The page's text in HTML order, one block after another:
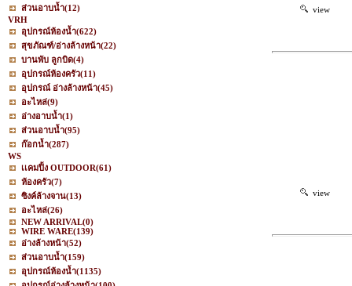
ส่วนอาบน้ำ(12)
VRH
อุปกรณ์ห้องน้ำ(622)
สุขภัณฑ์/อ่างล้างหน้า(22)
บานพับ ลูกบิด(4)
อุปกรณ์ห้องครัว(11)
อุปกรณ์ อ่างล้างหน้า(45)
อะไหล่(9)
อ่างอาบน้ำ(1)
ส่วนอาบน้ำ(95)
ก๊อกน้ำ(287)
WS
เเคมปิ้ง OUTDOOR(61)
ห้องครัว(7)
ซิงค์ล้างจาน(13)
อะไหล่(26)
NEW ARRIVAL(0)
WIRE WARE(139)
อ่างล้างหน้า(52)
ส่วนอาบน้ำ(159)
อุปกรณ์ห้องน้ำ(1135)
view
view